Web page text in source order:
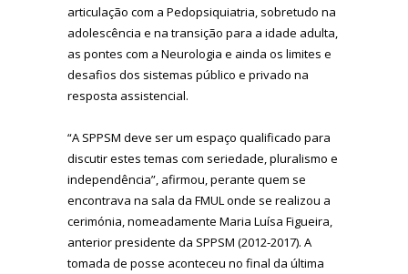
articulação com a Pedopsiquiatria, sobretudo na
adolescência e na transição para a idade adulta,
as pontes com a Neurologia e ainda os limites e
desafios dos sistemas público e privado na
resposta assistencial.
“A SPPSM deve ser um espaço qualificado para
discutir estes temas com seriedade, pluralismo e
independência”, afirmou, perante quem se
encontrava na sala da FMUL onde se realizou a
cerimónia, nomeadamente Maria Luísa Figueira,
anterior presidente da SPPSM (2012-2017). A
tomada de posse aconteceu no final da última